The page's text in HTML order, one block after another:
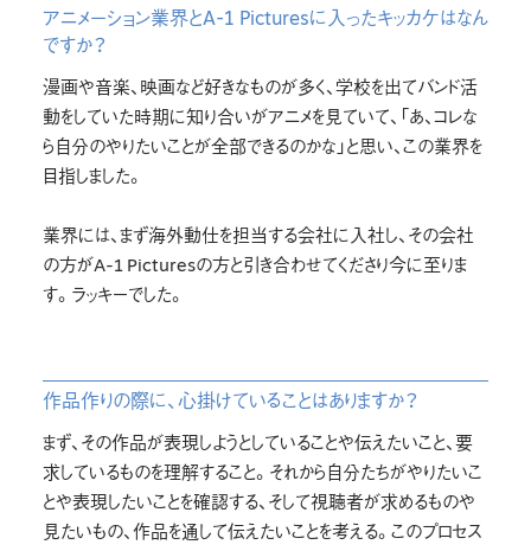
アニメーション業界とA-1 Picturesに入ったキッカケはなん
ですか？
漫画や音楽、映画など好きなものが多く、学校を出てバンド活
動をしていた時期に知り合いがアニメを見ていて、「あ、コレな
ら自分のやりたいことが全部できるのかな」と思い、この業界を
目指しました。
業界には、まず海外動仕を担当する会社に入社し、その会社
の方がA-1 Picturesの方と引き合わせてくださり今に至りま
す。ラッキーでした。
作品作りの際に、心掛けていることはありますか？
まず、その作品が表現しようとしていることや伝えたいこと、要
求しているものを理解すること。それから自分たちがやりたいこ
とや表現したいことを確認する、そして視聴者が求めるものや
見たいもの、作品を通して伝えたいことを考える。このプロセス